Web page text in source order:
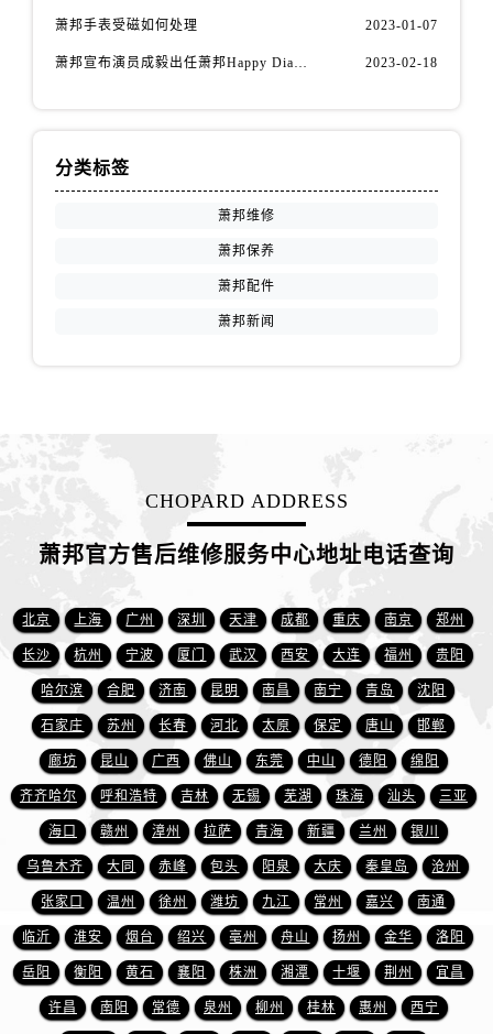
江苏省镇江市京口区中山东路萧邦售后服务中心（需提前预约）
山东省济南市历下区经十路11111号华润中心写字楼（万象城）15层1508室萧邦售后服务中心（需提前预约）
山东省济宁市任城区太白楼路萧邦售后服务中心（需提前预约）
山东省临沂市兰山区解放路萧邦售后服务中心（需提前预约）
山东省日照市东港区烟台路萧邦售后服务中心（需提前预约）
山东省泰安市泰山区财源街道泰山大街萧邦售后服务中心（需提前预约）
山东省威海市环翠区新威海路89号振华商厦一楼名表维修萧邦售后服务中心（需提前预约）
山东省潍坊市奎文区东风东街萧邦售后服务中心（需提前预约）
山东省枣庄市滕州市北辛路与善国路交叉口萧邦售后服务中心（需提前预约）
山东省淄博市张店区金晶大道萧邦售后服务中心（需提前预约）
上海市黄浦区南京东路299号宏伊国际广场写字楼8层806室萧邦售后服务中心（需提前预约）
上海市徐汇区虹桥路3号港汇中心2座37层3705室萧邦售后服务中心（需提前预约）
浙江省杭州市上城区钱江路1366号华润大厦A座5层503-5室萧邦售后服务中心（需提前预约）
浙江省湖州市吴兴区劳动路萧邦售后服务中心（需提前预约）
浙江省嘉兴市南湖区广益路705号嘉兴世界贸易中心A座13层1304室萧邦售后服务中心（需提前预约）
浙江省金华市金东区东市南街777号金华万达广场4号楼22楼2209室萧邦售后服务中心（需提前预约）
萧邦手表受磁如何处理 2023-01-07
萧邦宣布演员成毅出任萧邦Happy Diamonds系列品牌大使 2023-02-18
分类标签
萧邦维修
萧邦保养
萧邦配件
萧邦新闻
CHOPARD ADDRESS
萧邦官方售后维修服务中心地址电话查询
北京 上海 广州 深圳 天津 成都 重庆 南京 郑州
长沙 杭州 宁波 厦门 武汉 西安 大连 福州 贵阳
哈尔滨 合肥 济南 昆明 南昌 南宁 青岛 沈阳
石家庄 苏州 长春 河北 太原 保定 唐山 邯郸
廊坊 昆山 广西 佛山 东莞 中山 德阳 绵阳
齐齐哈尔 呼和浩特 吉林 无锡 芜湖 珠海 汕头 三亚
海口 赣州 漳州 拉萨 青海 新疆 兰州 银川
乌鲁木齐 大同 赤峰 包头 阳泉 大庆 秦皇岛 沧州
张家口 温州 徐州 潍坊 九江 常州 嘉兴 南通
临沂 淮安 烟台 绍兴 亳州 舟山 扬州 金华 洛阳
岳阳 衡阳 黄石 襄阳 株洲 湘潭 十堰 荆州 宜昌
许昌 南阳 常德 泉州 柳州 桂林 惠州 西宁